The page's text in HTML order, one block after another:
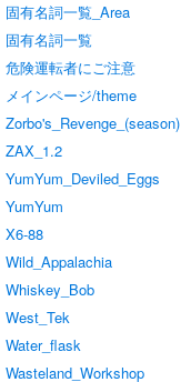
固有名詞一覧_Area
固有名詞一覧
危険運転者にご注意
メインページ/theme
Zorbo's_Revenge_(season)
ZAX_1.2
YumYum_Deviled_Eggs
YumYum
X6-88
Wild_Appalachia
Whiskey_Bob
West_Tek
Water_flask
Wasteland_Workshop